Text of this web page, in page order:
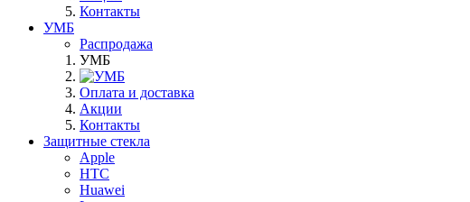
Контакты
УМБ
Распродажа
УМБ
Оплата и доставка
Акции
Контакты
Защитные стекла
Apple
HTC
Huawei